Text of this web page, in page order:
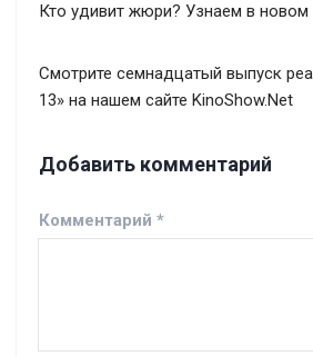
Кто удивит жюри? Узнаем в новом
Смотрите семнадцатый выпуск
13» на нашем сайте KinoShow.Net
Добавить комментарий
Комментарий *